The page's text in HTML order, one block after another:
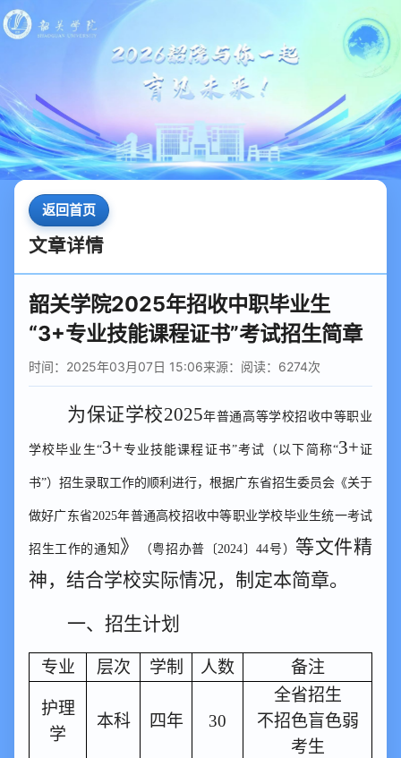
返回首页
文章详情
韶关学院2025年招收中职毕业生
“3+专业技能课程证书”考试招生简章
时间：2025年03月07日 15:06来源： 阅读： 6274次
为保证学校2025年普通高等学校招收中等职业
学校毕业生“3+专业技能课程证书”考试（以下简称“3+证
书”）招生录取工作的顺利进行，根据广东省招生委员会《关于
做好广东省2025年普通高校招收中等职业学校毕业生统一考试
招生工作的通知 》 （粤招办普〔2024〕44号） 等文件精
神，结合学校实际情况，制定本简章。
一、 招生计划
专业 层次 学制 人数 备注
护理
学
本科 四年 30
全省招生
不招色盲色弱
考生